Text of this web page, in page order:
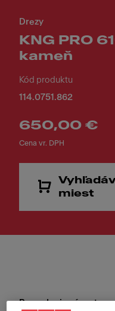
Drezy
KNG PRO
kameň
Kód produktu
114.0751.862
650,00 €
Cena vr. DPH
miest
Prevedenie výpuste